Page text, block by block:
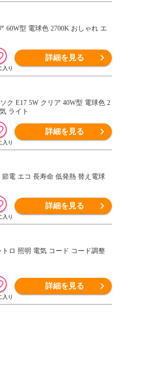
60W型 電球色 2700K おしゃれ エ
詳細を見る
ク E17 5W クリア 40W型 電球色 2
ライト
詳細を見る
節電 エコ 長寿命 低発熱 替え電球
詳細を見る
ロ 照明 電気 コード コード調整
詳細を見る